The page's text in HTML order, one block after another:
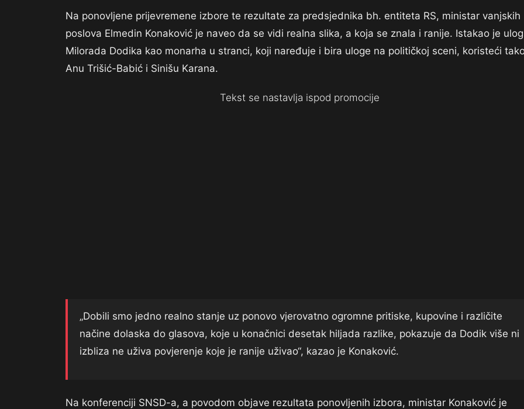
Na ponovljene prijevremene izbore te rezultate za predsjednika bh. entiteta RS, ministar vanjskih
poslova Elmedin Konaković je naveo da se vidi realna slika, a koja se znala i ranije. Istakao je
Milorada Dodika kao monarha u stranci, koji naređuje i bira uloge na političkoj sceni, koristeći
Anu Trišić-Babić i Sinišu Karana.
Tekst se nastavlja ispod promocije
„Dobili smo jedno realno stanje uz ponovo vjerovatno ogromne pritiske, kupovine i različite
načine dolaska do glasova, koje u konačnici desetak hiljada razlike, pokazuje da Dodik više ni
izbliza ne uživa povjerenje koje je ranije uživao“, kazao je Konaković.
Na konferenciji SNSD-a, a povodom objave rezultata ponovljenih izbora, ministar Konaković je